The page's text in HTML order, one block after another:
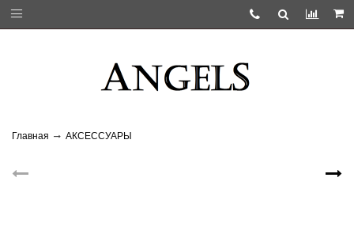
Главная АКСЕССУАРЫ